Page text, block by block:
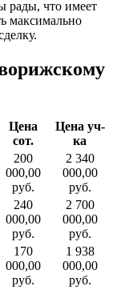
рады, что имеет
максимально
Цена
сот.
Цена уч-
ка
200
000,00
руб.
2 340
000,00
руб.
240
000,00
руб.
2 700
000,00
руб.
170
000,00
руб.
1 938
000,00
руб.